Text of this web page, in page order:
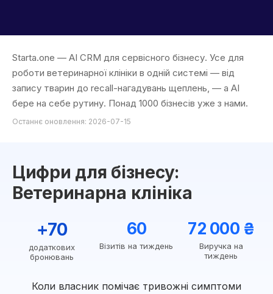
Starta.one — AI CRM для сервісного бізнесу. Усе для
роботи ветеринарної клініки в одній системі — від
запису тварин до recall-нагадувань щеплень, — а AI
бере на себе рутину. Понад 1000 бізнесів уже з нами.
Останнє оновлення: 2026-07-15
Цифри для бізнесу:
Ветеринарна клініка
+70
додаткових
бронювань
60
Візитів на тиждень
72 000 ₴
Виручка на
тиждень
Коли власник помічає тривожні симптоми